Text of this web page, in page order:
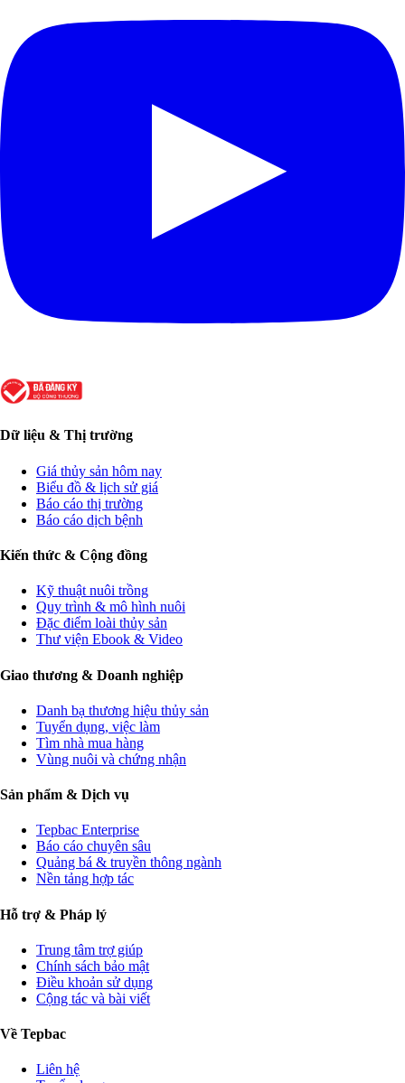
Dữ liệu & Thị trường
Giá thủy sản hôm nay
Biểu đồ & lịch sử giá
Báo cáo thị trường
Báo cáo dịch bệnh
Kiến thức & Cộng đồng
Kỹ thuật nuôi trồng
Quy trình & mô hình nuôi
Đặc điểm loài thủy sản
Thư viện Ebook & Video
Giao thương & Doanh nghiệp
Danh bạ thương hiệu thủy sản
Tuyển dụng, việc làm
Tìm nhà mua hàng
Vùng nuôi và chứng nhận
Sản phẩm & Dịch vụ
Tepbac Enterprise
Báo cáo chuyên sâu
Quảng bá & truyền thông ngành
Nền tảng hợp tác
Hỗ trợ & Pháp lý
Trung tâm trợ giúp
Chính sách bảo mật
Điều khoản sử dụng
Cộng tác và bài viết
Về Tepbac
Liên hệ